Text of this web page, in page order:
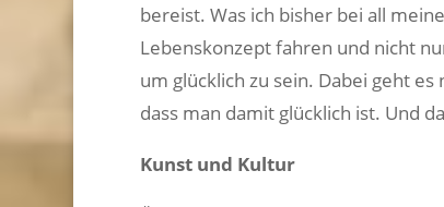
bereist. Was ich bisher bei all
Lebenskonzept fahren und nicht
um glücklich zu sein. Dabei geht
dass man damit glücklich ist. Und
Kunst und Kultur